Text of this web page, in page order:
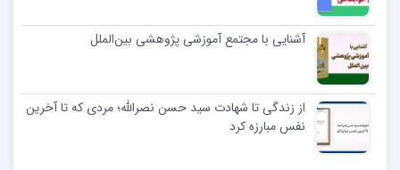
آشنایی با مجتمع آموزشی پژوهشی بین‌الملل
از زندگی تا شهادت سید حسن نصرالله؛ مردی که تا آخرین
نفس مبارزه کرد